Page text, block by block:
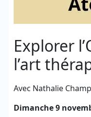
Explorer
l’art
Avec Nathalie
Dimanche 9